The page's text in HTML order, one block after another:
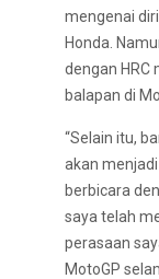
mengenai
Honda.
dengan HRC
balapan di
“Selain itu,
akan
berbicara
saya telah
perasaan
MotoGP